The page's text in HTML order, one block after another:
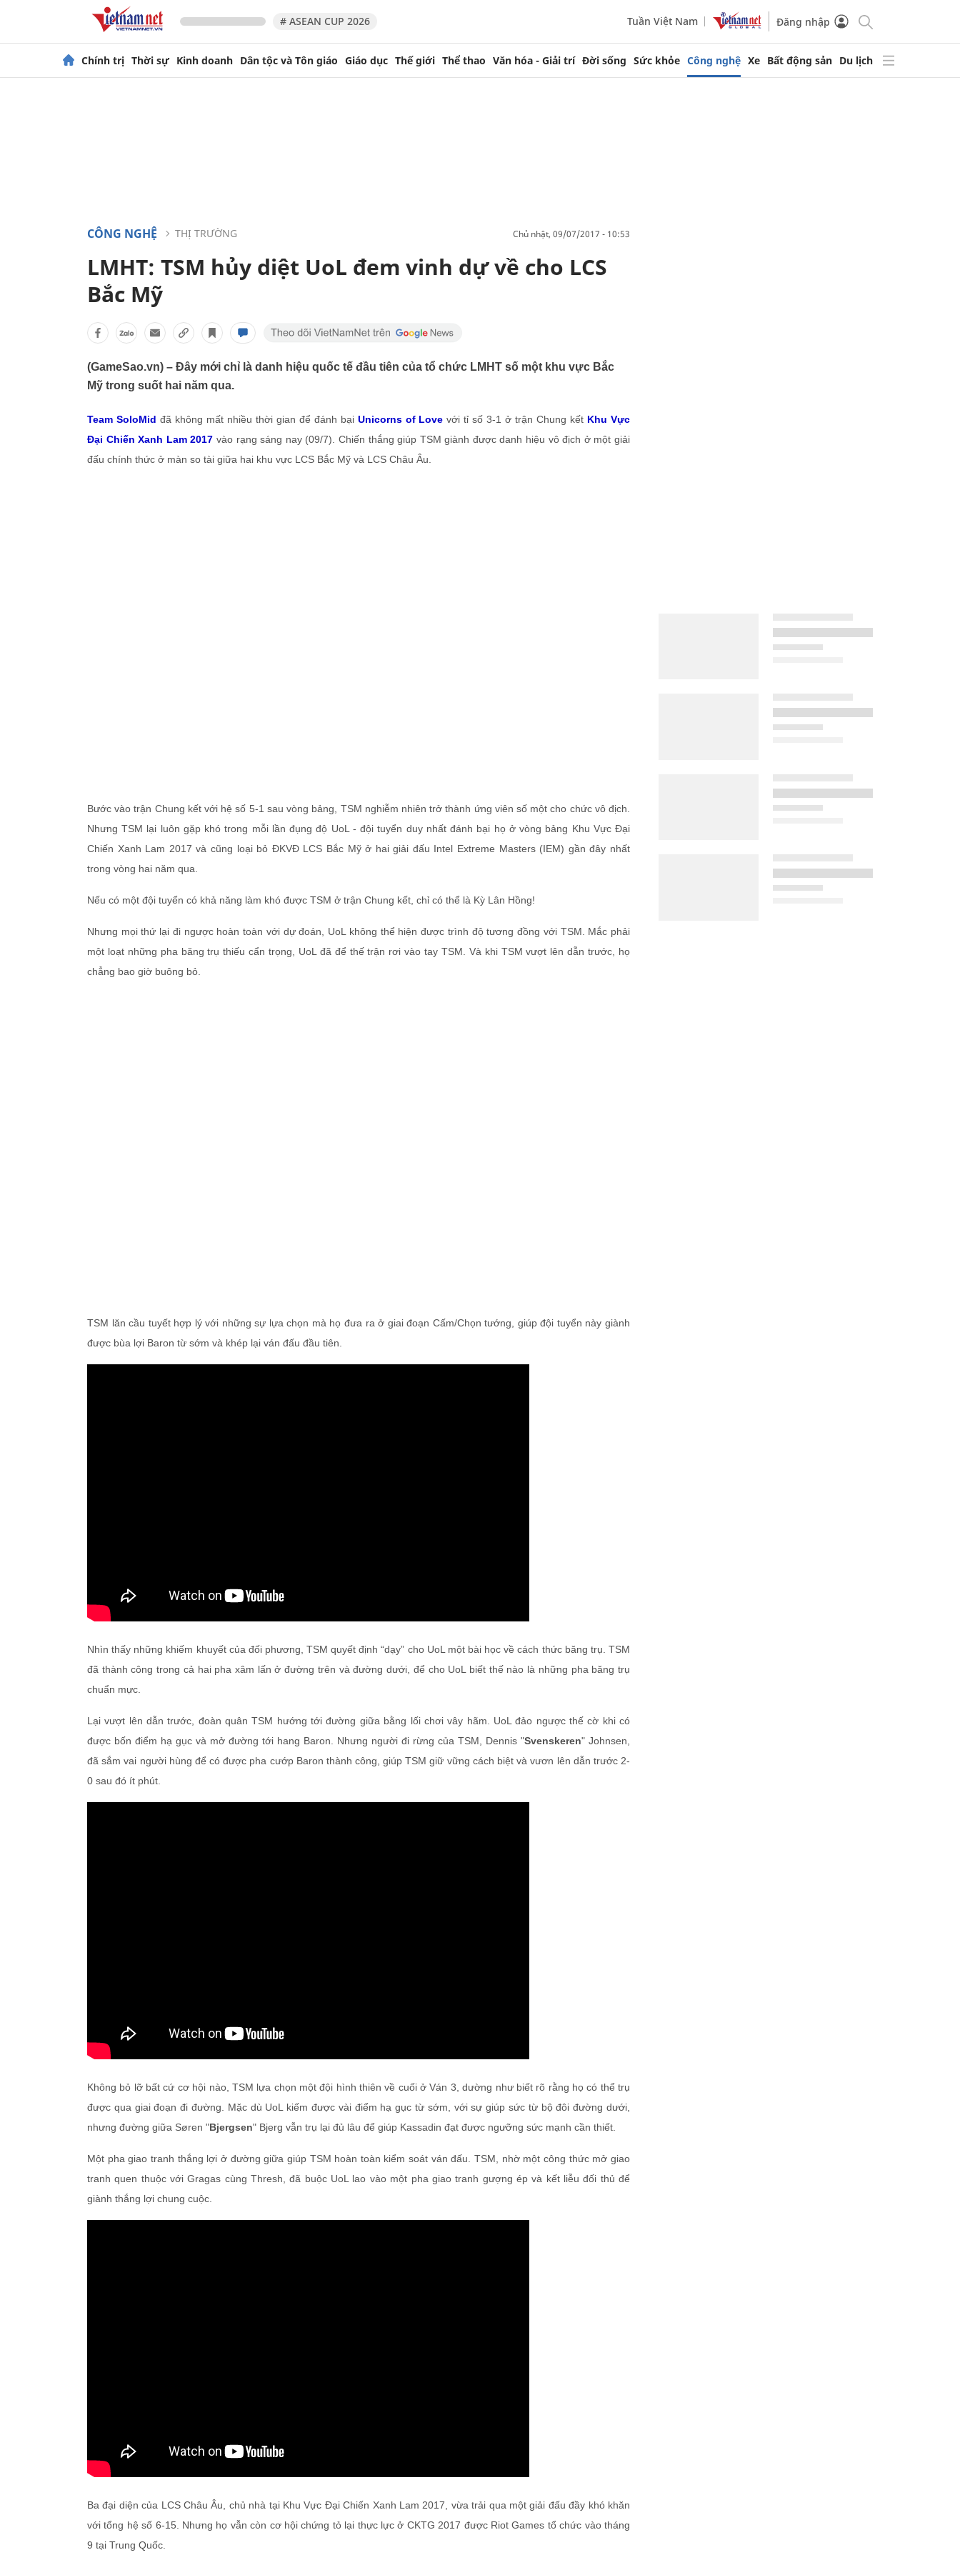
# ASEAN CUP 2026 Tuần Việt Nam Đăng nhập
Chính trị Thời sự Kinh doanh Dân tộc và Tôn giáo Giáo dục Thế giới Thể thao Văn hóa - Giải trí Đời sống Sức khỏe Công nghệ Xe Bất động sản Du lịch
CÔNG NGHỆ THỊ TRƯỜNG chủ nhật, 09/07/2017 - 10:53
LMHT: TSM hủy diệt UoL đem vinh dự về cho LCS
Bắc Mỹ
(GameSao.vn) – Đây mới chỉ là danh hiệu quốc tế đầu tiên của tổ chức LMHT số một khu vực Bắc
Mỹ trong suốt hai năm qua.
Team SoloMid đã không mất nhiều thời gian để đánh bại Unicorns of Love với tỉ số 3-1 ở trận Chung kết Khu Vực
Đại Chiến Xanh Lam 2017 vào rạng sáng nay (09/7). Chiến thắng giúp TSM giành được danh hiệu vô địch ở một giải
đấu chính thức ở màn so tài giữa hai khu vực LCS Bắc Mỹ và LCS Châu Âu.
Bước vào trận Chung kết với hệ số 5-1 sau vòng bảng, TSM nghiễm nhiên trở thành ứng viên số một cho chức vô địch.
Nhưng TSM lại luôn gặp khó trong mỗi lần đụng độ UoL - đội tuyển duy nhất đánh bại họ ở vòng bảng Khu Vực Đại
Chiến Xanh Lam 2017 và cũng loại bỏ ĐKVĐ LCS Bắc Mỹ ở hai giải đấu Intel Extreme Masters (IEM) gần đây nhất
trong vòng hai năm qua.
Nếu có một đội tuyển có khả năng làm khó được TSM ở trận Chung kết, chỉ có thể là Kỳ Lân Hồng!
Nhưng mọi thứ lại đi ngược hoàn toàn với dự đoán, UoL không thể hiện được trình độ tương đồng với TSM. Mắc phải
một loạt những pha băng trụ thiếu cẩn trọng, UoL đã để thế trận rơi vào tay TSM. Và khi TSM vượt lên dẫn trước, họ
chẳng bao giờ buông bỏ.
TSM lăn cầu tuyết hợp lý với những sự lựa chọn mà họ đưa ra ở giai đoạn Cấm/Chọn tướng, giúp đội tuyển này giành
được bùa lợi Baron từ sớm và khép lại ván đấu đầu tiên.
Nhìn thấy những khiếm khuyết của đối phương, TSM quyết định “dạy” cho UoL một bài học về cách thức băng trụ. TSM
đã thành công trong cả hai pha xâm lấn ở đường trên và đường dưới, để cho UoL biết thế nào là những pha băng trụ
chuẩn mực.
Lại vượt lên dẫn trước, đoàn quân TSM hướng tới đường giữa bằng lối chơi vây hãm. UoL đảo ngược thế cờ khi có
được bốn điểm hạ gục và mở đường tới hang Baron. Nhưng người đi rừng của TSM, Dennis "Svenskeren" Johnsen,
đã sắm vai người hùng để có được pha cướp Baron thành công, giúp TSM giữ vững cách biệt và vươn lên dẫn trước 2-
0 sau đó ít phút.
Không bỏ lỡ bất cứ cơ hội nào, TSM lựa chọn một đội hình thiên về cuối ở Ván 3, dường như biết rõ rằng họ có thể trụ
được qua giai đoạn đi đường. Mặc dù UoL kiếm được vài điểm hạ gục từ sớm, với sự giúp sức từ bộ đôi đường dưới,
nhưng đường giữa Søren "Bjergsen" Bjerg vẫn trụ lại đủ lâu để giúp Kassadin đạt được ngưỡng sức mạnh cần thiết.
Một pha giao tranh thắng lợi ở đường giữa giúp TSM hoàn toàn kiểm soát ván đấu. TSM, nhờ một công thức mở giao
tranh quen thuộc với Gragas cùng Thresh, đã buộc UoL lao vào một pha giao tranh gượng ép và kết liễu đối thủ để
giành thắng lợi chung cuộc.
Ba đại diện của LCS Châu Âu, chủ nhà tại Khu Vực Đại Chiến Xanh Lam 2017, vừa trải qua một giải đấu đầy khó khăn
với tổng hệ số 6-15. Nhưng họ vẫn còn cơ hội chứng tỏ lại thực lực ở CKTG 2017 được Riot Games tổ chức vào tháng
9 tại Trung Quốc.